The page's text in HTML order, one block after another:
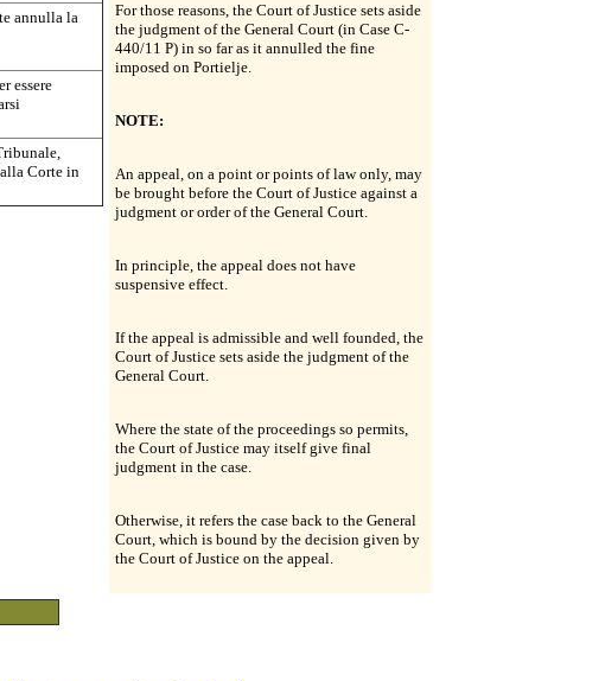
annulla la
essere
Corte in
For those reasons, the Court of Justice sets aside
the judgment of the General Court (in Case C-
440/11 P) in so far as it annulled the fine
imposed on Portielje.
NOTE:
An appeal, on a point or points of law only, may
be brought before the Court of Justice against a
judgment or order of the General Court.
In principle, the appeal does not have
suspensive effect.
If the appeal is admissible and well founded, the
Court of Justice sets aside the judgment of the
General Court.
Where the state of the proceedings so permits,
the Court of Justice may itself give final
judgment in the case.
Otherwise, it refers the case back to the General
Court, which is bound by the decision given by
the Court of Justice on the appeal.